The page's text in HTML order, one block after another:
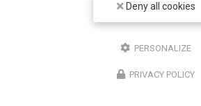
En savoir plus
Deny all cookies
PERSONALIZE
PRIVACY POLICY